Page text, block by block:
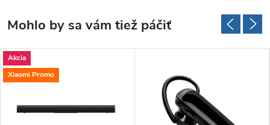
Akcia
Xiaomi Promo